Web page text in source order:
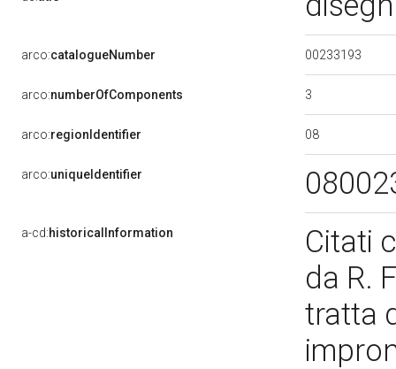
arco:catalogueNumber 00233193
arco:numberOfComponents 3
arco:regionIdentifier 08
arco:uniqueIdentifier
a-cd:historicalInformation
Citati
da R.
tratta